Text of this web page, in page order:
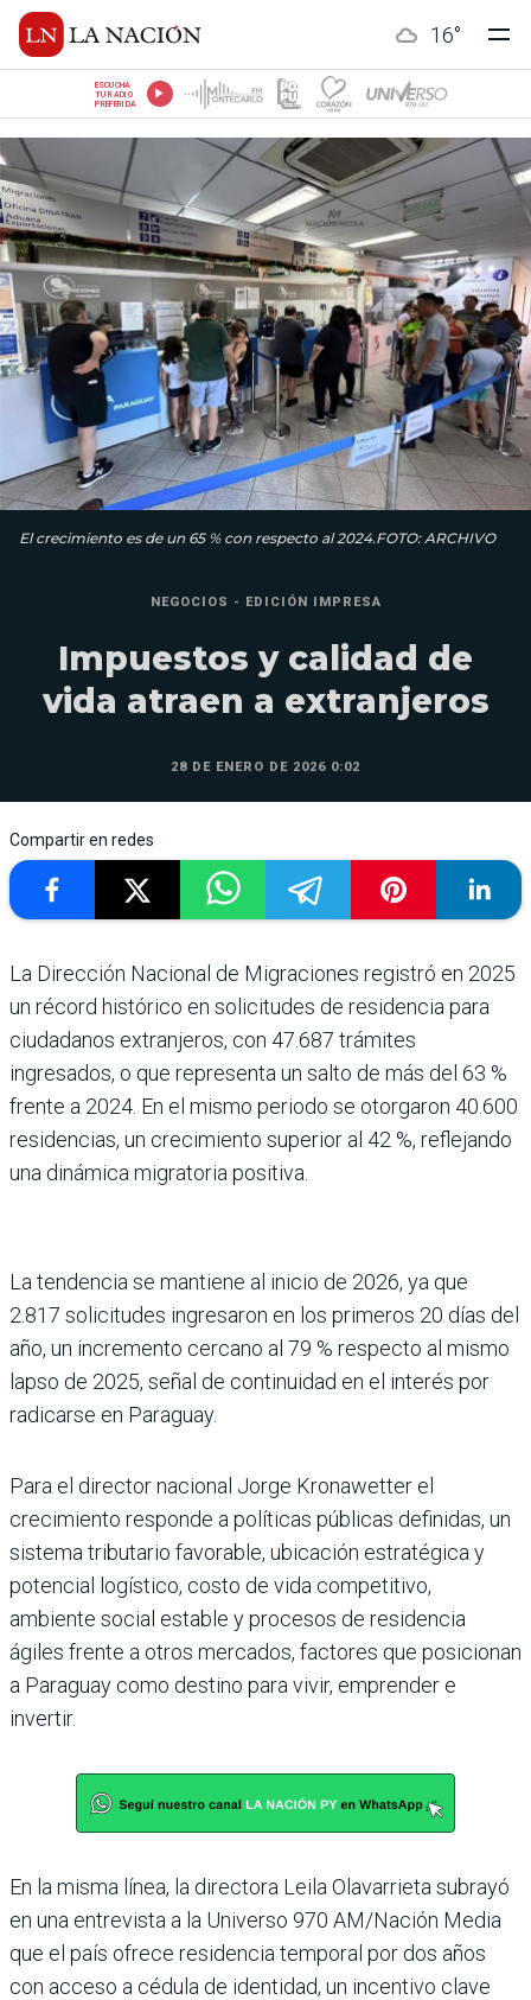
16°
ESCUCHÁ
TU RADIO
PREFERIDA
El crecimiento es de un 65 % con respecto al 2024.FOTO: ARCHIVO
NEGOCIOS - EDICIÓN IMPRESA
Impuestos y calidad de
vida atraen a extranjeros
28 DE ENERO DE 2026 0:02
Compartir en redes
La Dirección Nacional de Migraciones registró en 2025
un récord histórico en solici­tudes de residencia para
ciuda­danos extranjeros, con 47.687 trámites
ingresados, o que representa un salto de más del 63 %
frente a 2024. En el mismo periodo se otorgaron 40.600
residencias, un crecimiento superior al 42 %, reflejando
una dinámica migratoria positiva.
La tendencia se mantiene al inicio de 2026, ya que
2.817 solicitudes ingresaron en los primeros 20 días del
año, un incremento cercano al 79 % res­pecto al mismo
lapso de 2025, señal de continuidad en el inte­rés por
radicarse en Paraguay.
Para el director nacional Jorge Kronawetter el
crecimiento responde a políticas públicas definidas, un
sistema tributa­rio favorable, ubicación estraté­gica y
potencial logístico, costo de vida competitivo,
ambiente social estable y procesos de resi­dencia
ágiles frente a otros mer­cados, factores que posicionan
a Paraguay como destino para vivir, emprender e
invertir.
En la misma línea, la directora Leila Olavarrieta subrayó
en una entrevista a la Universo 970 AM/Nación Media
que el país ofrece residencia tempo­ral por dos años
con acceso a cédula de identidad, un incen­tivo clave